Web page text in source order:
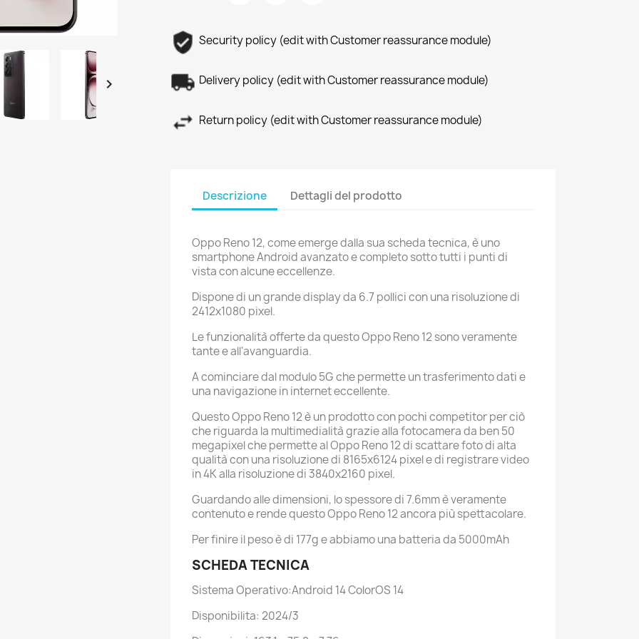

Security policy (edit with Customer reassurance module)
Delivery policy (edit with Customer reassurance module)
Return policy (edit with Customer reassurance module)
Descrizione Dettagli del prodotto
Oppo Reno 12, come emerge dalla sua scheda tecnica, è uno
smartphone Android avanzato e completo sotto tutti i punti di
vista con alcune eccellenze.
Dispone di un grande display da 6.7 pollici con una risoluzione di
2412x1080 pixel.
Le funzionalità offerte da questo Oppo Reno 12 sono veramente
tante e all'avanguardia.
A cominciare dal modulo 5G che permette un trasferimento dati e
una navigazione in internet eccellente.
Questo Oppo Reno 12 è un prodotto con pochi competitor per ciò
che riguarda la multimedialità grazie alla fotocamera da ben 50
megapixel che permette al Oppo Reno 12 di scattare foto di alta
qualità con una risoluzione di 8165x6124 pixel e di registrare video
in 4K alla risoluzione di 3840x2160 pixel.
Guardando alle dimensioni, lo spessore di 7.6mm è veramente
contenuto e rende questo Oppo Reno 12 ancora più spettacolare.
Per finire il peso è di 177g e abbiamo una batteria da 5000mAh
SCHEDA TECNICA
Sistema Operativo:Android 14 ColorOS 14
Disponibilita: 2024/3